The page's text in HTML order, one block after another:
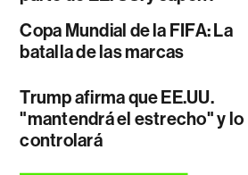
Copa Mundial de la FIFA: La
batalla de las marcas
Trump afirma que EE.UU.
"mantendrá el estrecho" y lo
controlará